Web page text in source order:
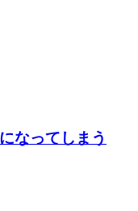
なってしまう